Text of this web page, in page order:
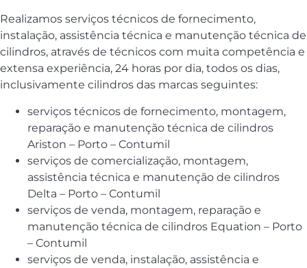
Realizamos serviços técnicos de fornecimento,
instalação, assistência técnica e manutenção técnica de
cilindros, através de técnicos com muita competência e
extensa experiência, 24 horas por dia, todos os dias,
inclusivamente cilindros das marcas seguintes:
serviços técnicos de fornecimento, montagem,
reparação e manutenção técnica de cilindros
Ariston – Porto – Contumil
serviços de comercialização, montagem,
assistência técnica e manutenção de cilindros
Delta – Porto – Contumil
serviços de venda, montagem, reparação e
manutenção técnica de cilindros Equation – Porto
– Contumil
serviços de venda, instalação, assistência e